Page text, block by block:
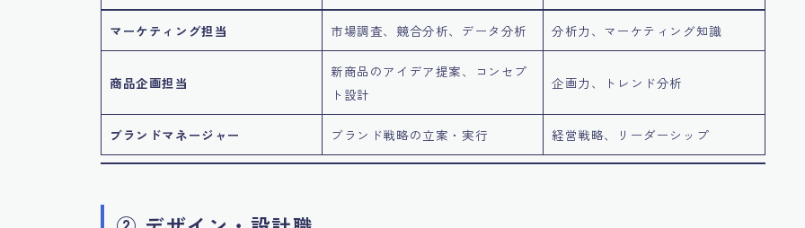
マーケティング担当 市場調査、競合分析、データ分析 分析力、マーケティング知識
商品企画担当
新商品のアイデア提案、コンセプ
ト設計
企画力、トレンド分析
ブランドマネージャー ブランド戦略の立案・実行 経営戦略、リーダーシップ